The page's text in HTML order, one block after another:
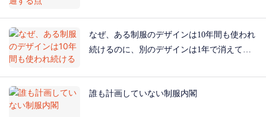
なぜ、ある制服のデザインは10年間も使われ
続けるのに、別のデザインは1年で消えてし
誰も計画していない制服内閣